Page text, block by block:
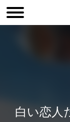
白い恋人